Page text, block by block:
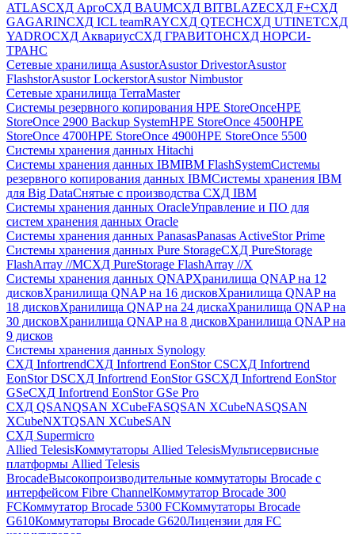
ATLASСХД AргоСХД BAUMСХД BITBLAZEСХД F+СХД
GAGARINСХД ICL teamRAYСХД QTECHСХД UTINETСХД
YADROСХД АквариусСХД ГРАВИТОНСХД НОРСИ-
ТРАНС
Сетевые хранилища AsustorAsustor DrivestorAsustor
FlashstorAsustor LockerstorAsustor Nimbustor
Сетевые хранилища TerraMaster
Системы резервного копирования HPE StoreOnceHPE
StoreOnce 2900 Backup SystemHPE StoreOnce 4500HPE
StoreOnce 4700HPE StoreOnce 4900HPE StoreOnce 5500
Системы хранения данных Hitachi
Системы хранения данных IBMIBM FlashSystemСистемы
резервного копирования данных IBMСистемы хранения IBM
для Big DataСнятые с производства СХД IBM
Системы хранения данных OracleУправление и ПО для
систем хранения данных Oracle
Системы хранения данных PanasasPanasas ActiveStor Prime
Системы хранения данных Pure StorageСХД PureStorage
FlashArray //MСХД PureStorage FlashArray //X
Системы хранения данных QNAPХранилища QNAP на 12
дисковХранилища QNAP на 16 дисковХранилища QNAP на
18 дисковХранилища QNAP на 24 дискаХранилища QNAP на
30 дисковХранилища QNAP на 8 дисковХранилища QNAP на
9 дисков
Системы хранения данных Synology
СХД InfortrendСХД Infortrend EonStor CSСХД Infortrend
EonStor DSСХД Infortrend EonStor GSСХД Infortrend EonStor
GSeСХД Infortrend EonStor GSe Pro
СХД QSANQSAN XCubeFASQSAN XCubeNASQSAN
XCubeNXTQSAN XCubeSAN
СХД Supermicro
Allied TelesisКоммутаторы Allied TelesisМультисервисные
платформы Allied Telesis
BrocadeВысокопроизводительные коммутаторы Brocade с
интерфейсом Fibre ChannelКоммутатор Brocade 300
FCКоммутатор Brocade 5300 FCКоммутаторы Brocade
G610Коммутаторы Brocade G620Лицензии для FC